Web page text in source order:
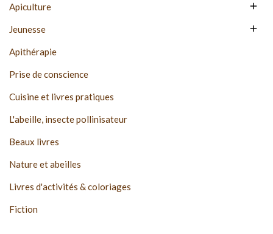
Apiculture 
Jeunesse 
Apithérapie
Prise de conscience
Cuisine et livres pratiques
L'abeille, insecte pollinisateur
Beaux livres
Nature et abeilles
Livres d'activités & coloriages
Fiction